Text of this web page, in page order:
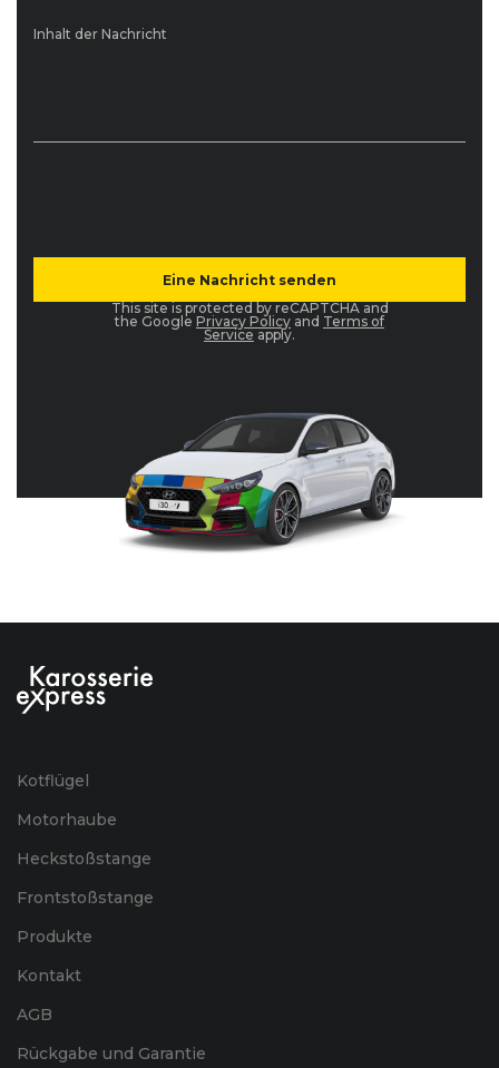
Inhalt der Nachricht
This site is protected by reCAPTCHA and
the Google Privacy Policy and Terms of
Service apply.
Kotflügel
Motorhaube
Heckstoßstange
Frontstoßstange
Produkte
Kontakt
AGB
Rückgabe und Garantie